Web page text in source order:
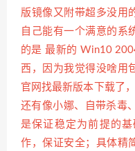
版镜像又附带超多没用
自己能有一个满意的系
的是 最新的 Win10
西，因为我觉得没啥用
官网找最新版本下载了
还有像小娜、自带杀毒
是保证稳定为前提的
作，保证安全； 具体精